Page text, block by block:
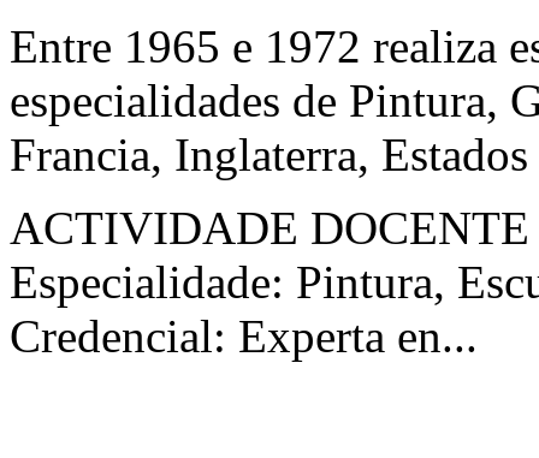
Entre 1965 e 1972 realiza
especialidades de Pintura,
Francia, Inglaterra,
ACTIVIDADE DOCENTE
Especialidade: Pintura,
Credencial: Experta en...